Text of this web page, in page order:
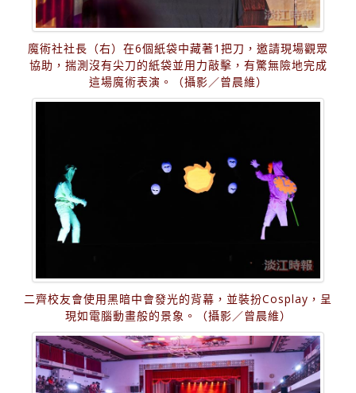
魔術社社長（右）在6個紙袋中藏著1把刀，邀請現場觀眾
協助，揣測沒有尖刀的紙袋並用力敲擊，有驚無險地完成
這場魔術表演。（攝影／曾晨維）
二齊校友會使用黑暗中會發光的背幕，並裝扮Cosplay，呈
現如電腦動畫般的景象。（攝影／曾晨維）